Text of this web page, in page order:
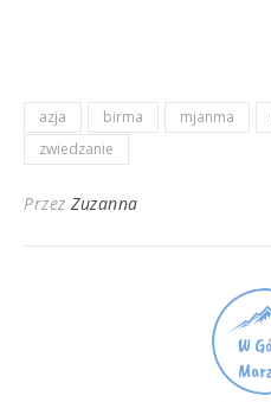
azja birma mjanma
zwiedzanie
Przez Zuzanna